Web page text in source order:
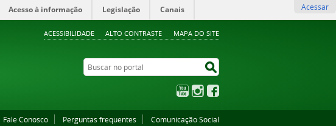
ACESSIBILIDADE ALTO CONTRASTE MAPA DO SITE
Acesso à informação Legislação Canais Acessar
Buscar no portal
YouTubeInstagram
Fale Conosco Perguntas frequentes Comunicação Social